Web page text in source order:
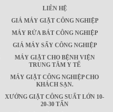
LIÊN HỆ
GIÁ MÁY GIẶT CÔNG NGHIỆP
MÁY RỬA BÁT CÔNG NGHIỆP
GIÁ MÁY SẤY CÔNG NGHIỆP
MÁY GIẶT CHO BỆNH VIỆN
TRUNG TÂM Y TẾ
MÁY GIẶT CÔNG NGHIỆP CHO
KHÁCH SẠN.
XƯỞNG GIẶT CÔNG SUẤT LỚN 10-
20-30 TẤN